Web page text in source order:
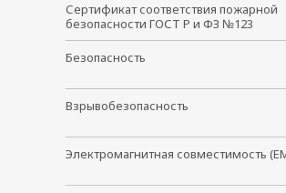
Сертификат соответствия пожарной
безопасности ГОСТ Р и ФЗ №123
Безопасность
Взрывобезопасность
Электромагнитная совместимость